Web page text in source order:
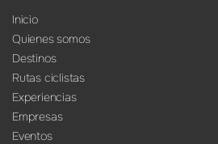
Inicio
Quienes somos
Destinos
Rutas ciclistas
Experiencias
Empresas
Eventos